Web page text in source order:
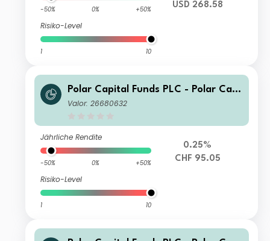
-50% 0% +50%
Risiko-Level
1 10
USD 268.58
Polar Capital Funds PLC - Polar Capi
tal Global Technology Fund I CHF He
Valor: 26680632
Jährliche Rendite
-50% 0% +50%
Risiko-Level
1 10
0.25%
CHF 95.05